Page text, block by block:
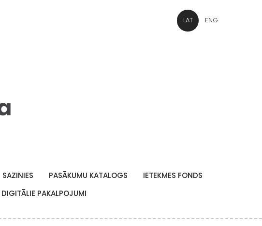
SAZINIES PASĀKUMU KATALOGS
IETEKMES FONDS
DIGITĀLIE PAKALPOJUMI
LAT ENG